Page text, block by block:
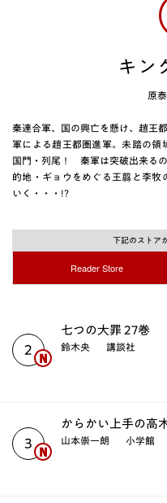
キン
原泰
秦連合軍、国の興亡を懸け、趙王
軍による趙王都圏進軍。未踏の領
国門・列尾！ 秦軍は突破出来る
的地・ギョウをめぐる王翦と李牧
いく・・・!?
下記のストア
Reader Store
2
七つの大罪 27巻
鈴木央 講談社
3
からかい上手の高
山本崇一朗 小学館